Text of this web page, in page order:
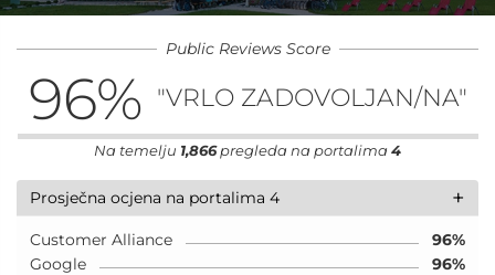
Public Reviews Score
96% "VRLO ZADOVOLJAN/NA"
Na temelju 1,866pregleda na portalima 4
+
Prosječna ocjena na portalima 4
Customer Alliance
96%
Google
96%